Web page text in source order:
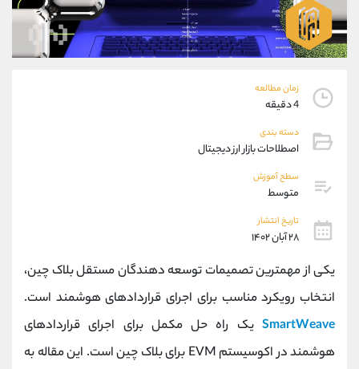
زمان مطالعه
4 دقیقه
دسته بندی
اصطلاحات بازار ارز دیجیتال
سطح آموزش
متوسط
تاریخ انتشار
۲۸ آبان ۱۴۰۲
یکی از مهمترین تصمیمات توسعه دهندگان مستقل بلاک چین،
انتخاب رویکرد مناسب برای اجرای قراردادهای هوشمند است.
SmartWeave یک راه حل مکمل برای اجرای قراردادهای
هوشمند در اکوسیستم EVM برای بلاک چین است. این مقاله به
09101364784
واتساپ شروع گفتگو
تلگرام @Armteam_admin_104
پشتیبان فروش
موبایل
واتساپ
داخلی
اطلاعات تماس (دفتر فروش)
تلفن 021-22021030
بدون پیش شماره 90001030
اینستاگرام @alireza.mehrabii
کانال تلگرام @alirezamehrabi_com